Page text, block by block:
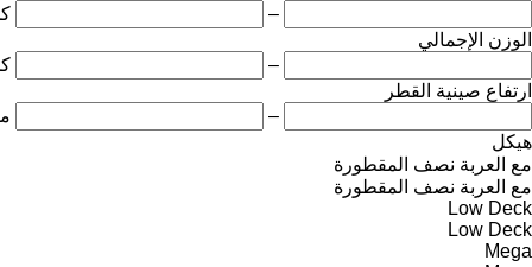
–
الوزن الإجمالي
–
ارتفاع صينية القطر
–
هيكل
مع العربة نصف المقطورة
مع العربة نصف المقطورة
Low Deck
Low Deck
Mega